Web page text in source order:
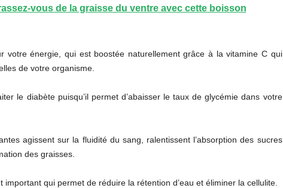
vous de la graisse du ventre avec cette boisson
votre énergie, qui est boostée naturellement grâce à la vitamine C qui
de votre organisme.
le diabète puisqu’il permet d’abaisser le taux de glycémie dans votre
agissent sur la fluidité du sang, ralentissent l’absorption des sucres
des graisses.
important qui permet de réduire la rétention d’eau et éliminer la cellulite.